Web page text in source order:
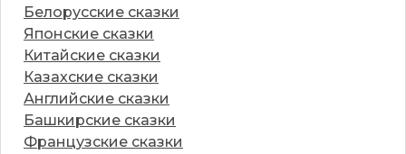
Белорусские сказки
Японские сказки
Китайские сказки
Казахские сказки
Английские сказки
Башкирские сказки
Французские сказки